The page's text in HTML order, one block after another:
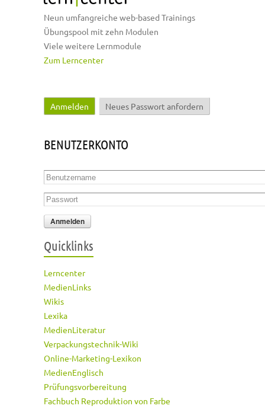
Neun umfangreiche web-based Trainings
Übungspool mit zehn Modulen
Viele weitere Lernmodule
Zum Lerncenter
Haupt-Reiter
Anmelden (aktiver Reiter)
Neues Passwort anfordern
BENUTZERKONTO
Benutzername
Passwort
Quicklinks
Lerncenter
MedienLinks
Wikis
Lexika
MedienLiteratur
Verpackungstechnik-Wiki
Online-Marketing-Lexikon
MedienEnglisch
Prüfungsvorbereitung
Fachbuch Reproduktion von Farbe